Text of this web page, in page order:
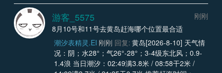
游客_5575
刚刚
8月10号和11号去黄岛赶海哪个位置最合适
潮汐表精灵.EI 刚刚 回复: 黄岛[2026-8-10] 天气情
况：阴；水28°；气26°-28°；3-4级东北风；0.9-
1.4浪 当日潮汐：02:49满3.8米 / 08:58干2米 /